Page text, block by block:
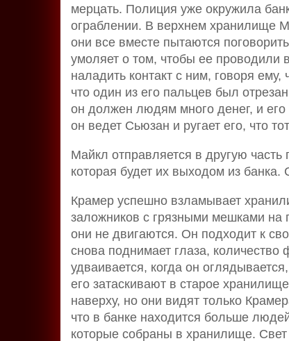
мерцать. Полиция уже окружила
ограблении. В верхнем хранилище
они все вместе пытаются
умоляет о том, чтобы ее проводили
наладить контакт с ним, говоря
что один из его пальцев был
он должен людям много денег, и его
он ведет Сьюзан и ругает его, что
Майкл отправляется в другую
которая будет их выходом из
Крамер успешно взламывает
заложников с грязными мешками на
они не двигаются. Он подходит к
снова поднимает глаза, количество
удваивается, когда он
его затаскивают в старое
наверху, но они видят только
что в банке находится больше
которые собраны в хранилище.